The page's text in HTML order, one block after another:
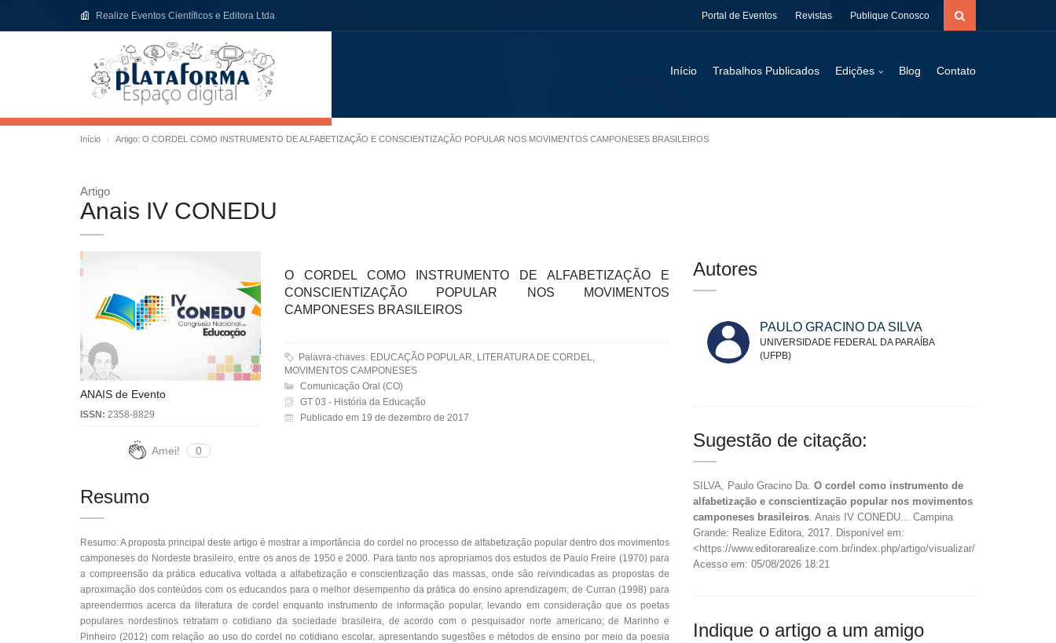
Realize Eventos Científicos e Editora Ltda Portal de Eventos Revistas Publique Conosco
Início Trabalhos Publicados Edições Blog Contato
Início Artigo: O CORDEL COMO INSTRUMENTO DE ALFABETIZAÇÃO E CONSCIENTIZAÇÃO POPULAR NOS MOVIMENTOS CAMPONESES BRASILEIROS
Artigo
Anais IV CONEDU
ANAIS de Evento
ISSN: 2358-8829
Amei! 0
O CORDEL COMO INSTRUMENTO DE ALFABETIZAÇÃO E
CONSCIENTIZAÇÃO POPULAR NOS MOVIMENTOS
CAMPONESES BRASILEIROS
Palavra-chaves: EDUCAÇÃO POPULAR, LITERATURA DE CORDEL,
MOVIMENTOS CAMPONESES
Comunicação Oral (CO)
GT 03 - História da Educação
Publicado em 19 de dezembro de 2017
Resumo
Resumo: A proposta principal deste artigo é mostrar a importância do cordel no processo de alfabetização popular dentro dos movimentos
camponeses do Nordeste brasileiro, entre os anos de 1950 e 2000. Para tanto nos apropriamos dos estudos de Paulo Freire (1970) para
a compreensão da prática educativa voltada a alfabetização e conscientização das massas, onde são reivindicadas as propostas de
aproximação dos conteúdos com os educandos para o melhor desempenho da prática do ensino aprendizagem; de Curran (1998) para
apreendermos acerca da literatura de cordel enquanto instrumento de informação popular, levando em consideração que os poetas
populares nordestinos retratam o cotidiano da sociedade brasileira, de acordo com o pesquisador norte americano; de Marinho e
Pinheiro (2012) com relação ao uso do cordel no cotidiano escolar, apresentando sugestões e métodos de ensino por meio da poesia
Autores
PAULO GRACINO DA SILVA
UNIVERSIDADE FEDERAL DA PARAÍBA
(UFPB)
Sugestão de citação:
SILVA, Paulo Gracino Da. O cordel como instrumento de
alfabetização e conscientização popular nos movimentos
camponeses brasileiros. Anais IV CONEDU... Campina
Grande: Realize Editora, 2017. Disponível em:
<https://www.editorarealize.com.br/index.php/artigo/visualizar/37596>.
Acesso em: 05/08/2026 18:21
Indique o artigo a um amigo